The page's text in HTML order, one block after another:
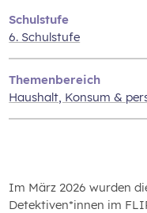
Schulstufe
6. Schulstufe
Themenbereich
Haushalt, Konsum &
Im März 2026 wurden
Detektiven*innen im